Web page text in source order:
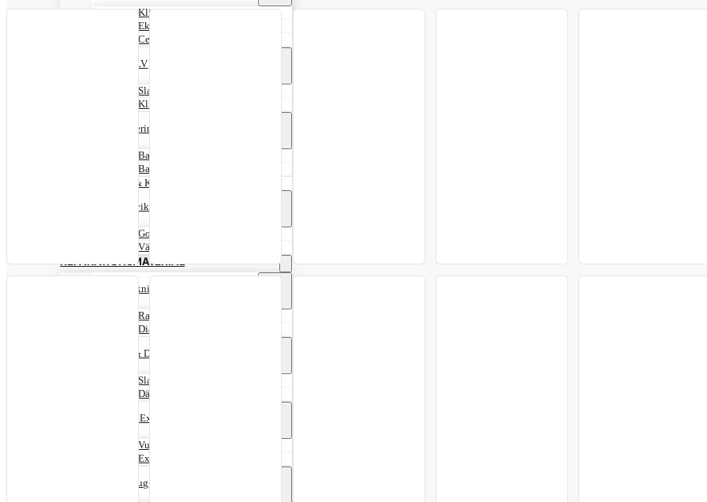
Klistervikter MC
Ekervikter MC
Centrumvikter MC
Vikter LV
Slagvikter LV
Klistervikter LV
Balanseringspulver
Balanseringskulor
Balansgranulat
Dekal & Klisterborttagare
Klisterviktshållare
Golvstativ
Väggfästen
REPARATIONSMATERIAL
Förstärkningar
Radialförstärkningar
Diagonalförstärkningar
Slang & Däcklappar
Slanglappar
Däcklappar
Vulk & Extrudergummi
Vulkgummi
Extrudergummi
Däckpluggar